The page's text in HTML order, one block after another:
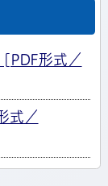
形式／
式／